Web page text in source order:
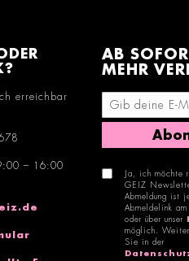
erreichbar
– 16:00
AB
MEHR
E-Mail-Adresse
Ja, ich möchte
GEIZ
Abmeldung ist
Abmeldelink
oder über unser
möglich.
Sie in der